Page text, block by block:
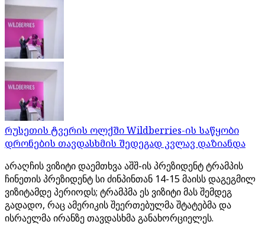
რუსეთის ტვერის ოლქში Wildberries-ის საწყობი
დრონების თავდასხმის შედეგად კვლავ დაზიანდა
არაღჩის ვიზიტი დაემთხვა აშშ-ის პრეზიდენტ ტრამპის
ჩინეთის პრეზიდენტ სი ძინპინთან 14-15 მაისს დაგეგმილ
ვიზიტამდე პერიოდს; ტრამპმა ეს ვიზიტი მას შემდეგ
გადადო, რაც ამერიკის შეერთებულმა შტატებმა და
ისრაელმა ირანზე თავდასხმა განახორციელეს.